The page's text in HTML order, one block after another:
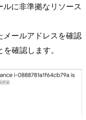
に非準拠なリソース
ールアドレスを確認
確認します。